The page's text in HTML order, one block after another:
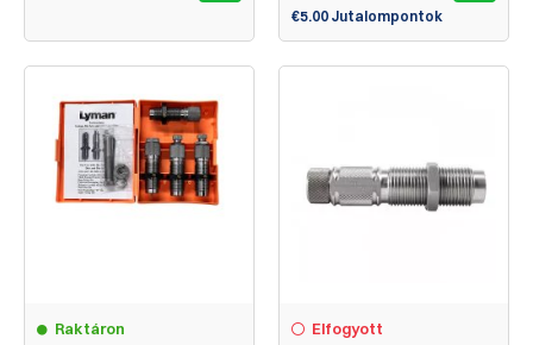
€5.00 Jutalompontok
Raktáron Elfogyott